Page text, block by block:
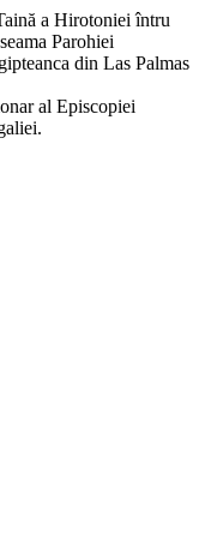
a Hirotoniei întru
Parohiei
din Las Palmas
al Episcopiei